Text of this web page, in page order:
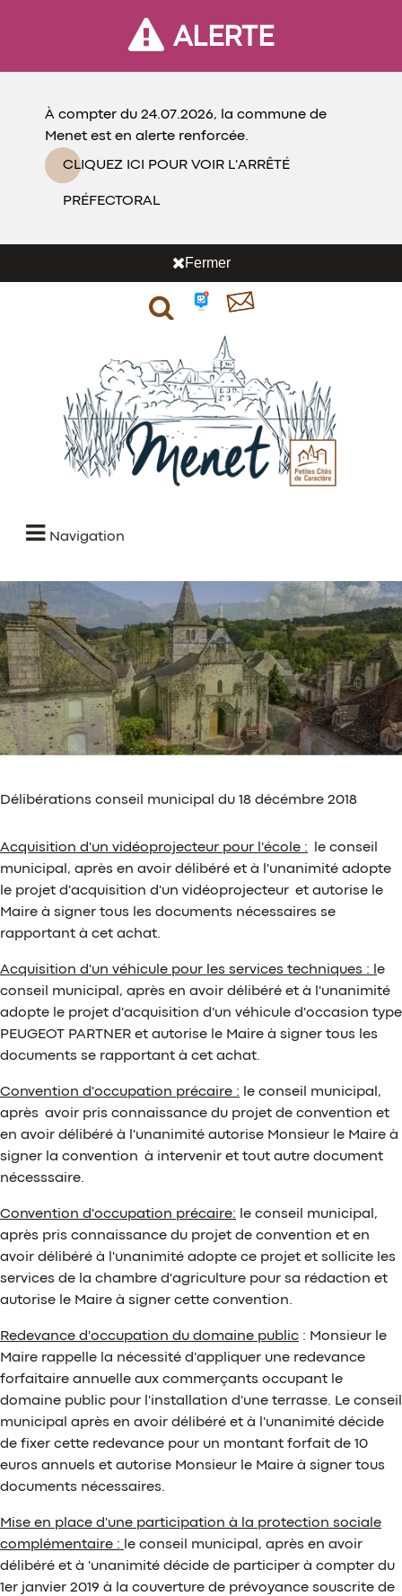
ALERTE
À compter du 24.07.2026, la commune de
Menet est en alerte renforcée.
CLIQUEZ ICI POUR VOIR L'ARRÊTÉ
PRÉFECTORAL
Fermer
Navigation
Délibérations conseil municipal du 18 décémbre 2018
Acquisition d'un vidéoprojecteur pour l'école : le conseil
municipal, après en avoir délibéré et à l'unanimité adopte
le projet d'acquisition d'un vidéoprojecteur et autorise le
Maire à signer tous les documents nécessaires se
rapportant à cet achat.
Acquisition d'un véhicule pour les services techniques : l e
conseil municipal, après en avoir délibéré et à l'unanimité
adopte le projet d'acquisition d'un véhicule d'occasion type
PEUGEOT PARTNER et autorise le Maire à signer tous les
documents se rapportant à cet achat.
Convention d'occupation précaire : le conseil municipal,
après avoir pris connaissance du projet de convention et
en avoir délibéré à l'unanimité autorise Monsieur le Maire à
signer la convention à intervenir et tout autre document
nécesssaire.
Convention d'occupation précaire: le conseil municipal,
après pris connaissance du projet de convention et en
avoir délibéré à l'unanimité adopte ce projet et sollicite les
services de la chambre d'agriculture pour sa rédaction et
autorise le Maire à signer cette convention.
Redevance d'occupation du domaine public : Monsieur le
Maire rappelle la nécessité d'appliquer une redevance
forfaitaire annuelle aux commerçants occupant le
domaine public pour l'installation d'une terrasse. Le conseil
municipal après en avoir délibéré et à l'unanimité décide
de fixer cette redevance pour un montant forfait de 10
euros annuels et autorise Monsieur le Maire à signer tous
documents nécessaires.
Mise en place d'une participation à la protection sociale
complémentaire :
le conseil municipal, après en avoir
délibéré et à 'unanimité décide de participer à compter du
1er janvier 2019 à la couverture de prévoyance souscrite de